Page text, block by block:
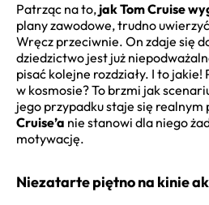
Patrząc na to, jak Tom Cruise
plany zawodowe, trudno
Wręcz przeciwnie. On zdaje się
dziedzictwo jest już
pisać kolejne rozdziały. I to
w kosmosie? To brzmi jak
jego przypadku staje się realnym
Cruise’a nie stanowi dla niego
motywację.
Niezatarte piętno na kinie